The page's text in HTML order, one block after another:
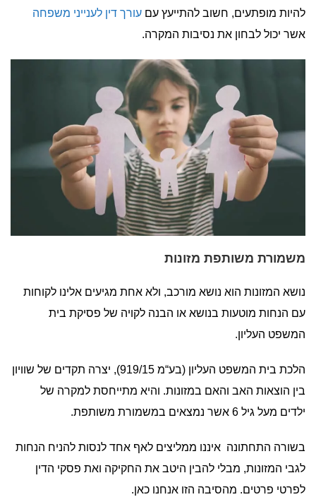
להיות מופתעים, חשוב להתייעץ עם עורך דין לענייני משפחה
אשר יכול לבחון את נסיבות המקרה.
משמורת משותפת מזונות
נושא המזונות הוא נושא מורכב, ולא אחת מגיעים אלינו לקוחות
עם הנחות מוטעות בנושא או הבנה לקויה של פסיקת בית
המשפט העליון.
הלכת בית המשפט העליון (בע“מ 919/15), יצרה תקדים של שוויון
בין הוצאות האב והאם במזונות. והיא מתייחסת למקרה של
ילדים מעל גיל 6 אשר נמצאים במשמורת משותפת.
בשורה התחתונה איננו ממליצים לאף אחד לנסות להניח הנחות
לגבי המזונות, מבלי להבין היטב את החקיקה ואת פסקי הדין
לפרטי פרטים. מהסיבה הזו אנחנו כאן.